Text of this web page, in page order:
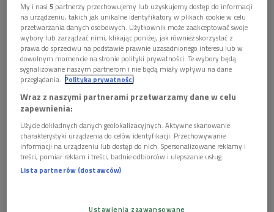
Zamek Królewski w Warszawie Foto: Mike Mareen/Shutterstock.com
My i nasi5 partnerzy przechowujemy lub uzyskujemy dostęp do informacji
na urządzeniu, takich jak unikalne identyfikatory w plikach cookie w celu
przetwarzania danych osobowych. Użytkownik może zaakceptować swoje
wybory lub zarządzać nimi, klikając poniżej, jak również skorzystać z
prawa do sprzeciwu na podstawie prawnie uzasadnionego interesu lub w
dowolnym momencie na stronie polityki prywatności. Te wybory będą
sygnalizowane naszym partnerom i nie będą miały wpływu na dane
przeglądania. Polityka prywatności
Wraz z naszymi partnerami przetwarzamy dane w celu
zapewnienia:
Użycie dokładnych danych geolokalizacyjnych. Aktywne skanowanie
charakterystyki urządzenia do celów identyfikacji. Przechowywanie
informacji na urządzeniu lub dostęp do nich. Spersonalizowane reklamy i
treści, pomiar reklam i treści, badnie odbiorców i ulepszanie usług.
Lista partnerów (dostawców)
Ustawienia zaawansowane